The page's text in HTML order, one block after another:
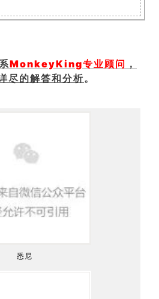
MonkeyKing专业顾问 ，
尽的解答和分析。
悉尼